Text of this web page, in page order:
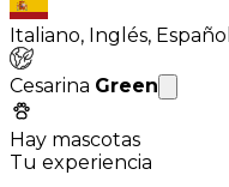
Italiano, Inglés, Español
Cesarina Green
Hay mascotas
Tu experiencia